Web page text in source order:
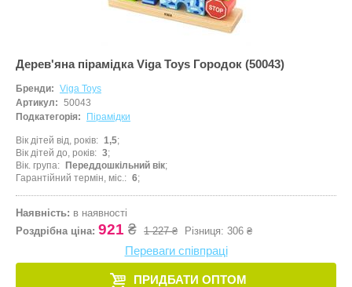
Дерев'яна пірамідка Viga Toys Городок (50043)
Бренди: Viga Toys
Артикул: 50043
Подкатегорія:
Пірамідки
Вік дітей від, років
1,5
Вік дітей до, років
3
Вік. група
Переддошкільний вік
Гарантійний термін, міс.
6
Наявність: в наявності
Роздрібна ціна: 921 ₴ 1 227 ₴ Різниця: 306 ₴
Переваги співпраці
ПРИДБАТИ ОПТОМ